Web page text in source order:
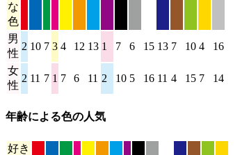
な
色
男
性
2 10 7 3 4 12 13 1 7 6 15 13 7 10 4 16
女
性
2 11 7 1 7 6 11 2 10 5 16 11 4 15 7 14
年齢による色の人気
好き